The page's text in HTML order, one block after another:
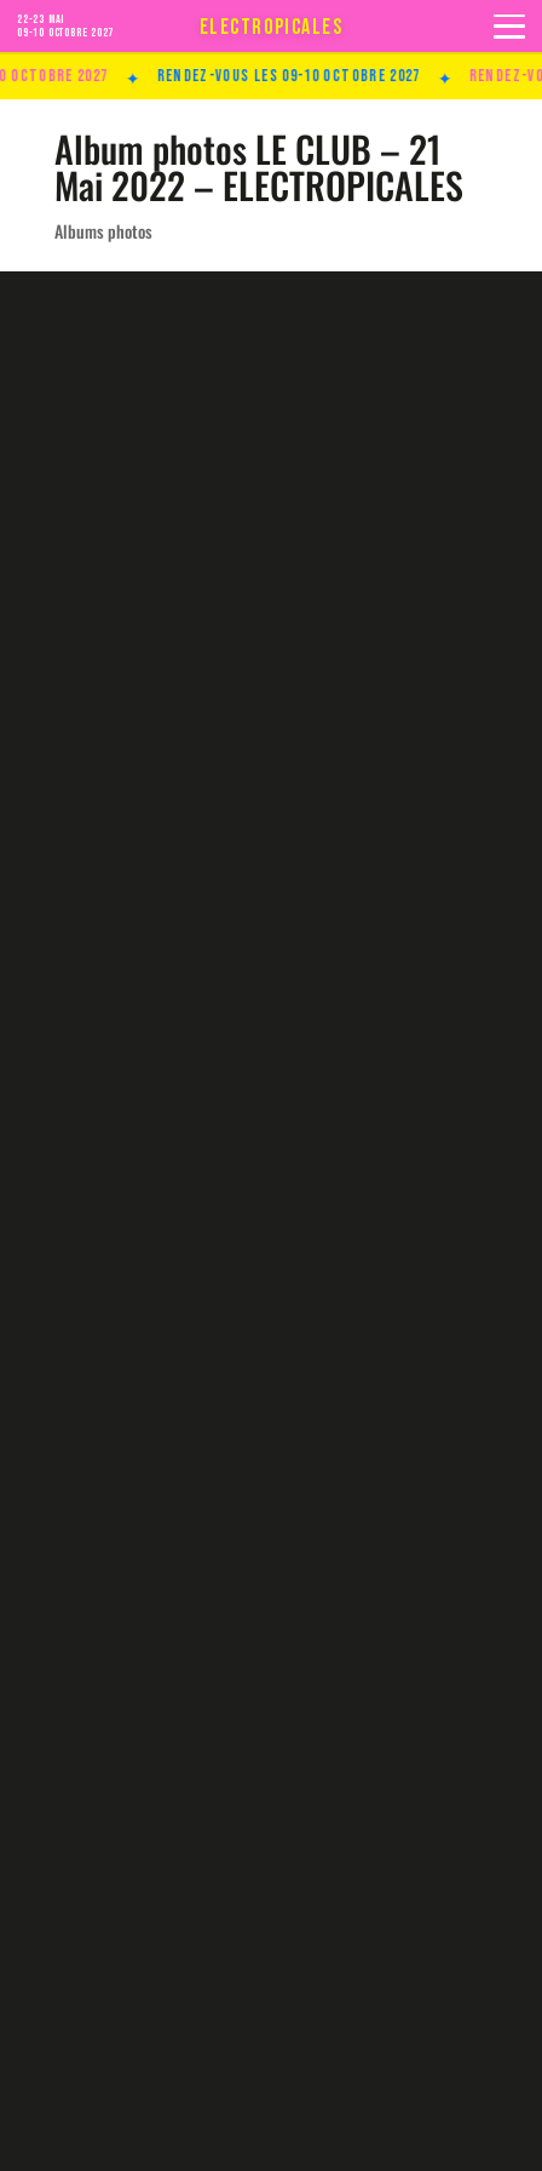
22-23 MAI
09-10 Octobre 2027
ELECTROPICALES
2027 ✦ Rendez-vous les 09-10 Octobre 2027 ✦ Rendez-
Album photos LE CLUB – 21
Mai 2022 – ELECTROPICALES
Albums photos